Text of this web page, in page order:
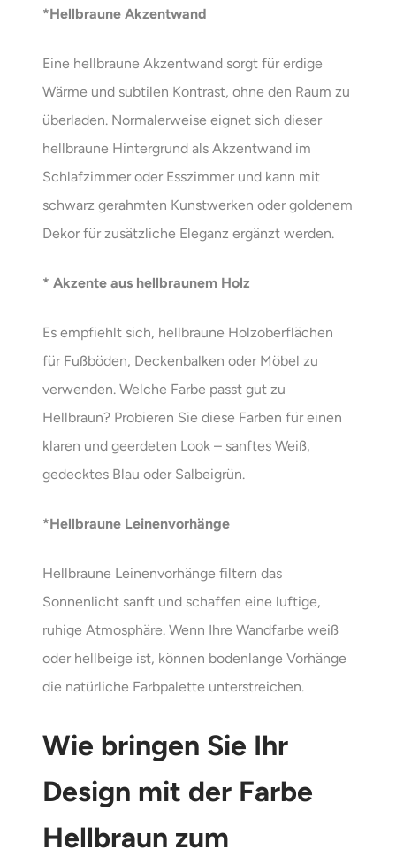
*Hellbraune Akzentwand
Eine hellbraune Akzentwand sorgt für erdige
Wärme und subtilen Kontrast, ohne den Raum zu
überladen. Normalerweise eignet sich dieser
hellbraune Hintergrund als Akzentwand im
Schlafzimmer oder Esszimmer und kann mit
schwarz gerahmten Kunstwerken oder goldenem
Dekor für zusätzliche Eleganz ergänzt werden.
* Akzente aus hellbraunem Holz
Es empfiehlt sich, hellbraune Holzoberflächen
für Fußböden, Deckenbalken oder Möbel zu
verwenden. Welche Farbe passt gut zu
Hellbraun? Probieren Sie diese Farben für einen
klaren und geerdeten Look – sanftes Weiß,
gedecktes Blau oder Salbeigrün.
*Hellbraune Leinenvorhänge
Hellbraune Leinenvorhänge filtern das
Sonnenlicht sanft und schaffen eine luftige,
ruhige Atmosphäre. Wenn Ihre Wandfarbe weiß
oder hellbeige ist, können bodenlange Vorhänge
die natürliche Farbpalette unterstreichen.
Wie bringen Sie Ihr
Design mit der Farbe
Hellbraun zum